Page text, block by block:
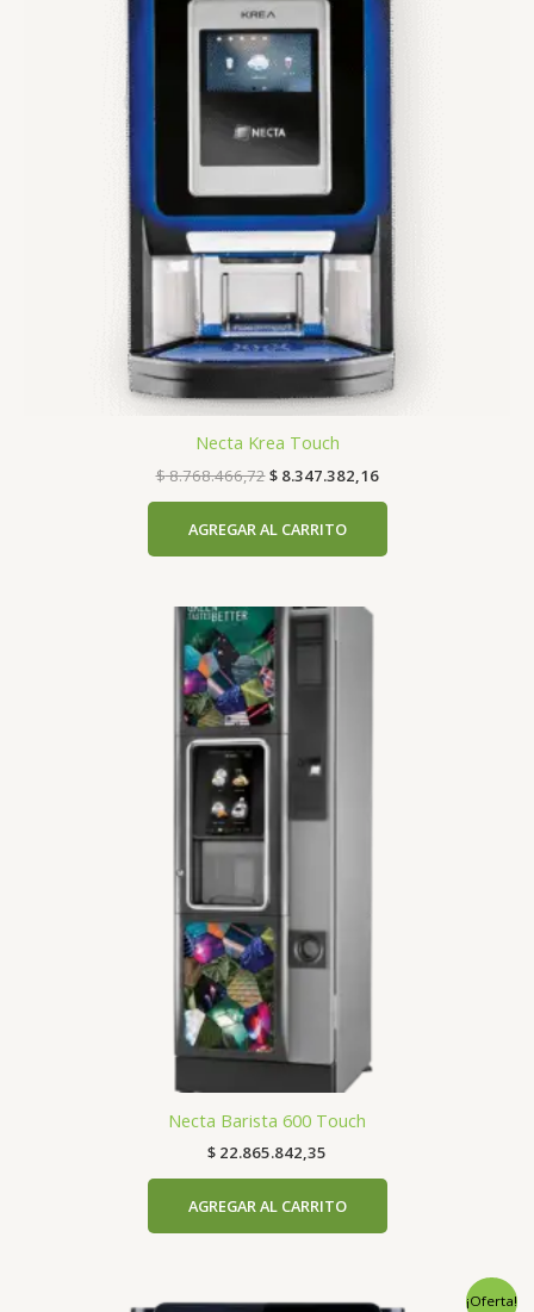
Necta Krea Touch
$8.768.466,72$8.347.382,16
AGREGAR AL CARRITO
Necta Barista 600 Touch
$ 22.865.842,35
AGREGAR AL CARRITO
¡Oferta!